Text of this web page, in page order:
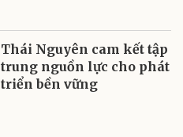
Thái Nguyên cam kết tập
trung nguồn lực cho phát
triển bền vững